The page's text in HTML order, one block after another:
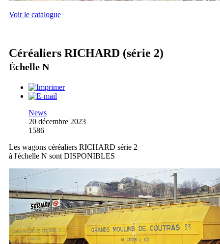
Voir le catalogue
Céréaliers RICHARD (série 2)
Échelle N
News
20 décembre 2023
1586
Les wagons céréaliers RICHARD série 2
à l'échelle N sont DISPONIBLES